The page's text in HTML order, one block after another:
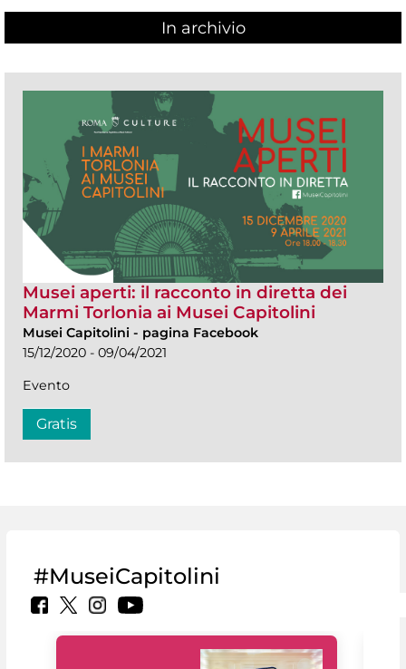
In archivio
Musei aperti: il racconto in diretta dei
Marmi Torlonia ai Musei Capitolini
Musei Capitolini - pagina Facebook
15/12/2020 - 09/04/2021
Evento
Gratis
#MuseiCapitolini